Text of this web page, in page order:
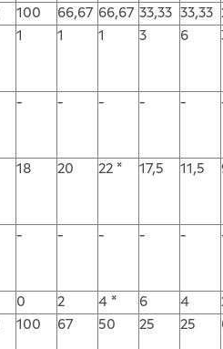
100 66,67 66,67 33,33 33,33
1 1 1 3 6
- - - - -
18 20 22 * 17,5 11,5
- - - - -
0 2 4 * 6 4
100 67 50 25 25